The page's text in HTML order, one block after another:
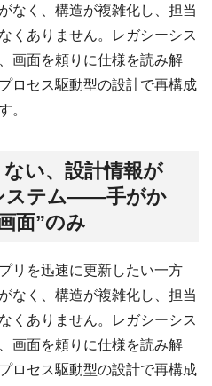
なく、構造が複雑化し、担当
くありません。レガシーシス
画面を頼りに仕様を読み解
ロセス駆動型の設計で再構成
。
い、設計情報が
ステム――手がか
面”のみ
リを迅速に更新したい一方
なく、構造が複雑化し、担当
くありません。レガシーシス
画面を頼りに仕様を読み解
ロセス駆動型の設計で再構成